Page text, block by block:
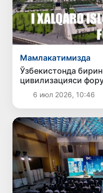
Мамлакатимизда
Ўзбекистонда
цивилизацияси
6 июл 2026, 10:46